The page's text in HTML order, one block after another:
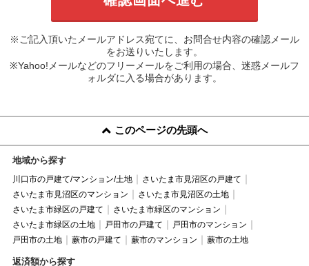
※ご記入頂いたメールアドレス宛てに、お問合せ内容の確認メール
をお送りいたします。
※Yahoo!メールなどのフリーメールをご利用の場合、迷惑メールフ
ォルダに入る場合があります。
このページの先頭へ
地域から探す
川口市の戸建て/マンション/土地
さいたま市見沼区の戸建て
さいたま市見沼区のマンション
さいたま市見沼区の土地
さいたま市緑区の戸建て
さいたま市緑区のマンション
さいたま市緑区の土地
戸田市の戸建て
戸田市のマンション
戸田市の土地
蕨市の戸建て 蕨市のマンション 蕨市の土地
返済額から探す